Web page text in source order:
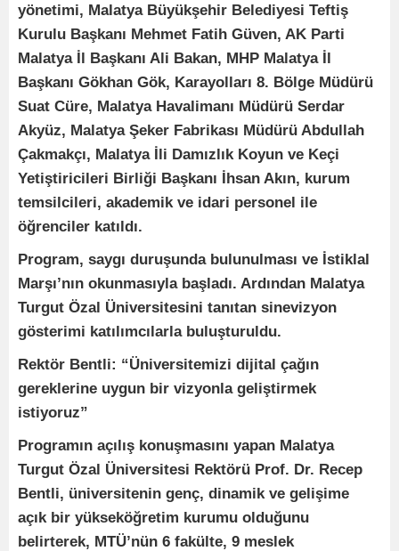
yönetimi, Malatya Büyükşehir Belediyesi Teftiş
Kurulu Başkanı Mehmet Fatih Güven, AK Parti
Malatya İl Başkanı Ali Bakan, MHP Malatya İl
Başkanı Gökhan Gök, Karayolları 8. Bölge Müdürü
Suat Cüre, Malatya Havalimanı Müdürü Serdar
Akyüz, Malatya Şeker Fabrikası Müdürü Abdullah
Çakmakçı, Malatya İli Damızlık Koyun ve Keçi
Yetiştiricileri Birliği Başkanı İhsan Akın, kurum
temsilcileri, akademik ve idari personel ile
öğrenciler katıldı.
Program, saygı duruşunda bulunulması ve İstiklal
Marşı’nın okunmasıyla başladı. Ardından Malatya
Turgut Özal Üniversitesini tanıtan sinevizyon
gösterimi katılımcılarla buluşturuldu.
Rektör Bentli: “Üniversitemizi dijital çağın
gereklerine uygun bir vizyonla geliştirmek
istiyoruz”
Programın açılış konuşmasını yapan Malatya
Turgut Özal Üniversitesi Rektörü Prof. Dr. Recep
Bentli, üniversitenin genç, dinamik ve gelişime
açık bir yükseköğretim kurumu olduğunu
belirterek, MTÜ’nün 6 fakülte, 9 meslek